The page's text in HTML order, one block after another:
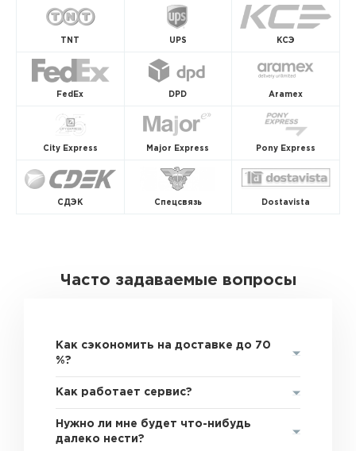
TNT UPS КСЭ
FedEx DPD Aramex
City Express Major Express Pony Express
СДЭК Спецсвязь Dostavista
Часто задаваемые вопросы
Как сэкономить на доставке до 70
%?
Как работает сервис?
Нужно ли мне будет что-нибудь
далеко нести?